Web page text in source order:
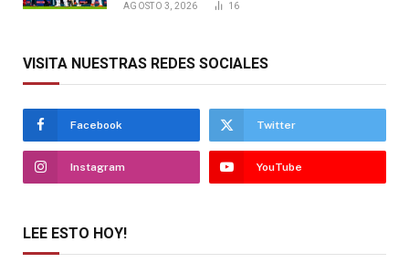
AGOSTO 3, 2026 16
VISITA NUESTRAS REDES SOCIALES
Facebook Twitter
Instagram YouTube
LEE ESTO HOY!